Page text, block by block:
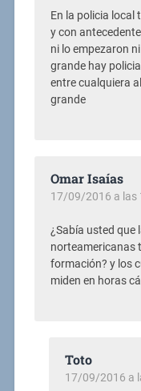
En la policia local
y con
ni lo empezaron
grande hay
entre cualquiera
grande
Omar Isaías
17/09/2016 a las
¿Sabía usted que
norteamericanas
formación? y los
miden en horas
Toto
17/09/2016 a